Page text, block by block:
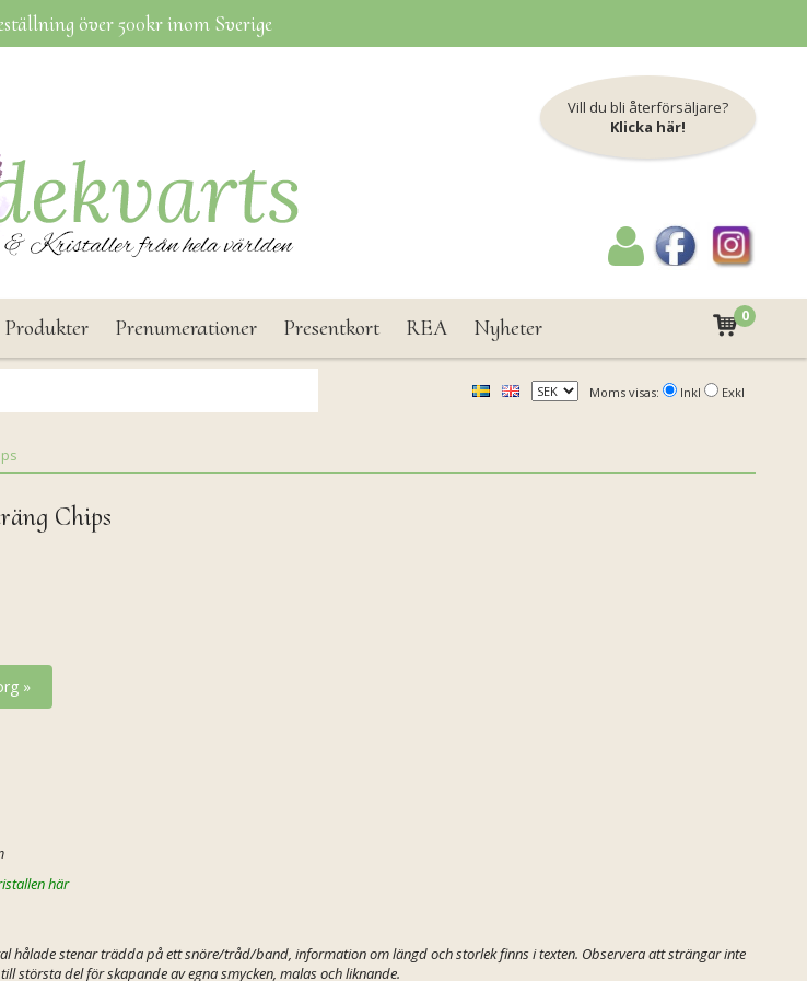
över 500kr inom Sverige
Vill du bli återförsäljare?
Klicka här!
Prenumerationer Presentkort REA Nyheter 0
Moms visas: Inkl Exkl
Chips
»
här
hålade stenar trädda på ett snöre/tråd/band, information om längd och storlek finns i texten. Observera att strängar inte
största del för skapande av egna smycken, malas och liknande.